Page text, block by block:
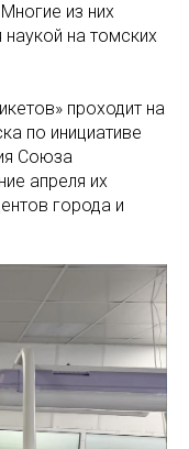
из них
на томских
проходит на
по инициативе
Союза
апреля их
города и